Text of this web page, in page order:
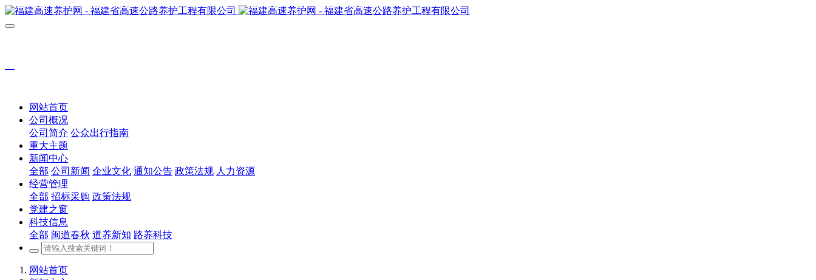
网站首页
公司概况
公司简介 公众出行指南
重大主题
新闻中心
全部 公司新闻 企业文化 通知公告 政策法规 人力资源
经营管理
全部 招标采购 政策法规
党建之窗
科技信息
全部 闽道春秋 道养新知 路养科技
网站首页